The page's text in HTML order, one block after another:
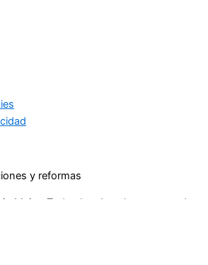
y reformas
Main.+Todos los derechos reservados